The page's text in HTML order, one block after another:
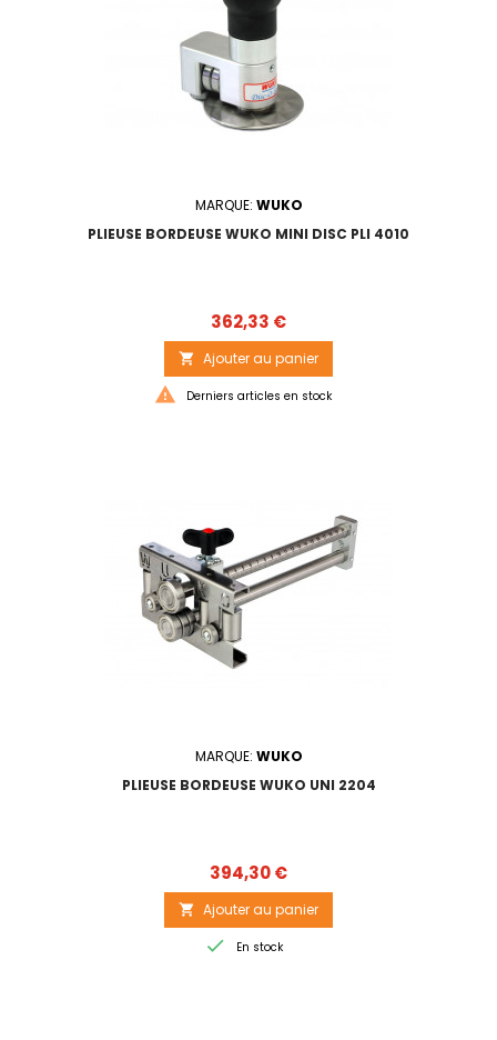
MARQUE: WUKO
PLIEUSE BORDEUSE WUKO MINI DISC PLI 4010
Prix
362,33 €
 Ajouter au panier
 Derniers articles en stock
MARQUE: WUKO
PLIEUSE BORDEUSE WUKO UNI 2204
Prix
394,30 €
 Ajouter au panier
 En stock